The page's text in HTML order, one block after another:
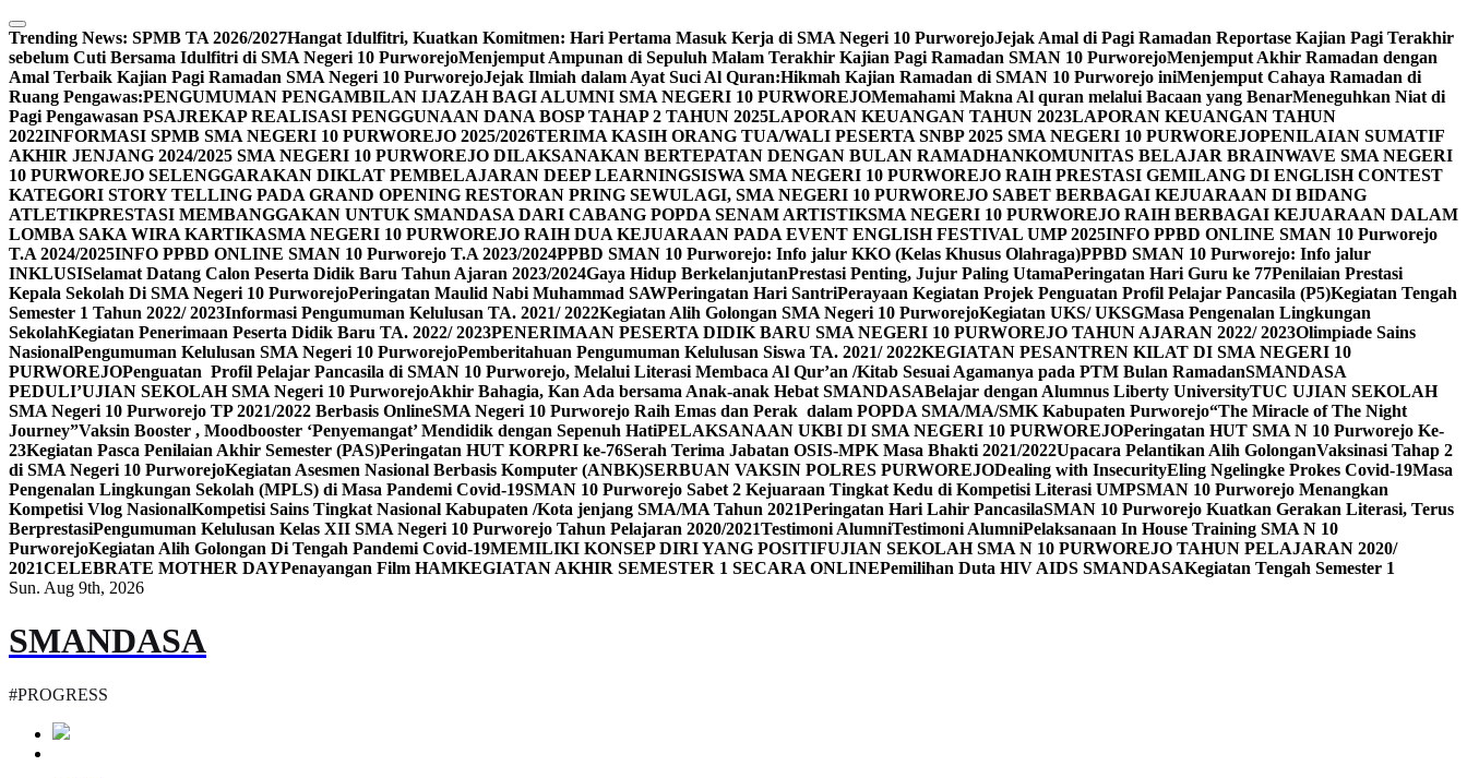
Skip
to
content
Trending News: SPMB TA 2026/2027Hangat Idulfitri, Kuatkan Komitmen: Hari Pertama Masuk Kerja di SMA Negeri 10 PurworejoJejak Amal di Pagi Ramadan Reportase Kajian Pagi Terakhir
sebelum Cuti Bersama Idulfitri di SMA Negeri 10 PurworejoMenjemput Ampunan di Sepuluh Malam Terakhir Kajian Pagi Ramadan SMAN 10 PurworejoMenjemput Akhir Ramadan dengan
Amal Terbaik Kajian Pagi Ramadan SMA Negeri 10 PurworejoJejak Ilmiah dalam Ayat Suci Al Quran:Hikmah Kajian Ramadan di SMAN 10 Purworejo iniMenjemput Cahaya Ramadan di
Ruang Pengawas:PENGUMUMAN PENGAMBILAN IJAZAH BAGI ALUMNI SMA NEGERI 10 PURWOREJOMemahami Makna Al quran melalui Bacaan yang BenarMeneguhkan Niat di
Pagi Pengawasan PSAJREKAP REALISASI PENGGUNAAN DANA BOSP TAHAP 2 TAHUN 2025LAPORAN KEUANGAN TAHUN 2023LAPORAN KEUANGAN TAHUN
2022INFORMASI SPMB SMA NEGERI 10 PURWOREJO 2025/2026TERIMA KASIH ORANG TUA/WALI PESERTA SNBP 2025 SMA NEGERI 10 PURWOREJOPENILAIAN SUMATIF
AKHIR JENJANG 2024/2025 SMA NEGERI 10 PURWOREJO DILAKSANAKAN BERTEPATAN DENGAN BULAN RAMADHANKOMUNITAS BELAJAR BRAINWAVE SMA NEGERI
10 PURWOREJO SELENGGARAKAN DIKLAT PEMBELAJARAN DEEP LEARNINGSISWA SMA NEGERI 10 PURWOREJO RAIH PRESTASI GEMILANG DI ENGLISH CONTEST
KATEGORI STORY TELLING PADA GRAND OPENING RESTORAN PRING SEWULAGI, SMA NEGERI 10 PURWOREJO SABET BERBAGAI KEJUARAAN DI BIDANG
ATLETIKPRESTASI MEMBANGGAKAN UNTUK SMANDASA DARI CABANG POPDA SENAM ARTISTIKSMA NEGERI 10 PURWOREJO RAIH BERBAGAI KEJUARAAN DALAM
LOMBA SAKA WIRA KARTIKASMA NEGERI 10 PURWOREJO RAIH DUA KEJUARAAN PADA EVENT ENGLISH FESTIVAL UMP 2025INFO PPBD ONLINE SMAN 10 Purworejo
T.A 2024/2025INFO PPBD ONLINE SMAN 10 Purworejo T.A 2023/2024PPBD SMAN 10 Purworejo: Info jalur KKO (Kelas Khusus Olahraga)PPBD SMAN 10 Purworejo: Info jalur
INKLUSISelamat Datang Calon Peserta Didik Baru Tahun Ajaran 2023/2024Gaya Hidup BerkelanjutanPrestasi Penting, Jujur Paling UtamaPeringatan Hari Guru ke 77Penilaian Prestasi
Kepala Sekolah Di SMA Negeri 10 PurworejoPeringatan Maulid Nabi Muhammad SAWPeringatan Hari SantriPerayaan Kegiatan Projek Penguatan Profil Pelajar Pancasila (P5)Kegiatan Tengah
Semester 1 Tahun 2022/ 2023Informasi Pengumuman Kelulusan TA. 2021/ 2022Kegiatan Alih Golongan SMA Negeri 10 PurworejoKegiatan UKS/ UKSGMasa Pengenalan Lingkungan
SekolahKegiatan Penerimaan Peserta Didik Baru TA. 2022/ 2023PENERIMAAN PESERTA DIDIK BARU SMA NEGERI 10 PURWOREJO TAHUN AJARAN 2022/ 2023Olimpiade Sains
NasionalPengumuman Kelulusan SMA Negeri 10 PurworejoPemberitahuan Pengumuman Kelulusan Siswa TA. 2021/ 2022KEGIATAN PESANTREN KILAT DI SMA NEGERI 10
PURWOREJOPenguatan Profil Pelajar Pancasila di SMAN 10 Purworejo, Melalui Literasi Membaca Al Qur’an /Kitab Sesuai Agamanya pada PTM Bulan RamadanSMANDASA
PEDULI’UJIAN SEKOLAH SMA Negeri 10 PurworejoAkhir Bahagia, Kan Ada bersama Anak-anak Hebat SMANDASABelajar dengan Alumnus Liberty UniversityTUC UJIAN SEKOLAH
SMA Negeri 10 Purworejo TP 2021/2022 Berbasis OnlineSMA Negeri 10 Purworejo Raih Emas dan Perak dalam POPDA SMA/MA/SMK Kabupaten Purworejo“The Miracle of The Night
Journey”Vaksin Booster , Moodbooster ‘Penyemangat’ Mendidik dengan Sepenuh HatiPELAKSANAAN UKBI DI SMA NEGERI 10 PURWOREJOPeringatan HUT SMA N 10 Purworejo Ke-
23Kegiatan Pasca Penilaian Akhir Semester (PAS)Peringatan HUT KORPRI ke-76Serah Terima Jabatan OSIS-MPK Masa Bhakti 2021/2022Upacara Pelantikan Alih GolonganVaksinasi Tahap 2
di SMA Negeri 10 PurworejoKegiatan Asesmen Nasional Berbasis Komputer (ANBK)SERBUAN VAKSIN POLRES PURWOREJODealing with InsecurityEling Ngelingke Prokes Covid-19Masa
Pengenalan Lingkungan Sekolah (MPLS) di Masa Pandemi Covid-19SMAN 10 Purworejo Sabet 2 Kejuaraan Tingkat Kedu di Kompetisi Literasi UMPSMAN 10 Purworejo Menangkan
Kompetisi Vlog NasionalKompetisi Sains Tingkat Nasional Kabupaten /Kota jenjang SMA/MA Tahun 2021Peringatan Hari Lahir PancasilaSMAN 10 Purworejo Kuatkan Gerakan Literasi, Terus
BerprestasiPengumuman Kelulusan Kelas XII SMA Negeri 10 Purworejo Tahun Pelajaran 2020/2021Testimoni AlumniTestimoni AlumniPelaksanaan In House Training SMA N 10
PurworejoKegiatan Alih Golongan Di Tengah Pandemi Covid-19MEMILIKI KONSEP DIRI YANG POSITIFUJIAN SEKOLAH SMA N 10 PURWOREJO TAHUN PELAJARAN 2020/
2021CELEBRATE MOTHER DAYPenayangan Film HAMKEGIATAN AKHIR SEMESTER 1 SECARA ONLINEPemilihan Duta HIV AIDS SMANDASAKegiatan Tengah Semester 1
Sun. Aug 9th, 2026
SMANDASA
#PROGRESS